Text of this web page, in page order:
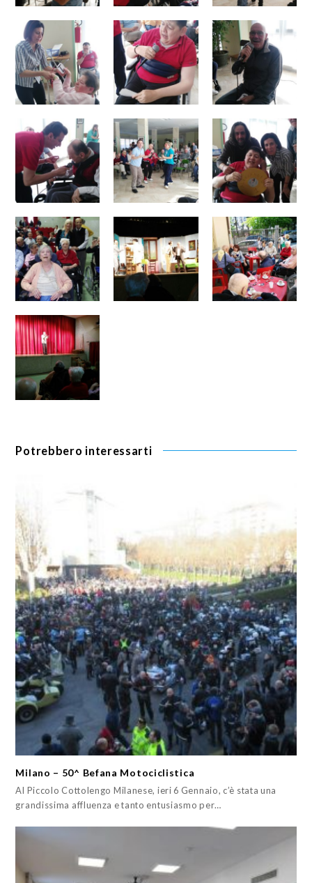
Potrebbero interessarti
Milano – 50^ Befana Motociclistica
Al Piccolo Cottolengo Milanese, ieri 6 Gennaio, c’è stata una
grandissima affluenza e tanto entusiasmo per…